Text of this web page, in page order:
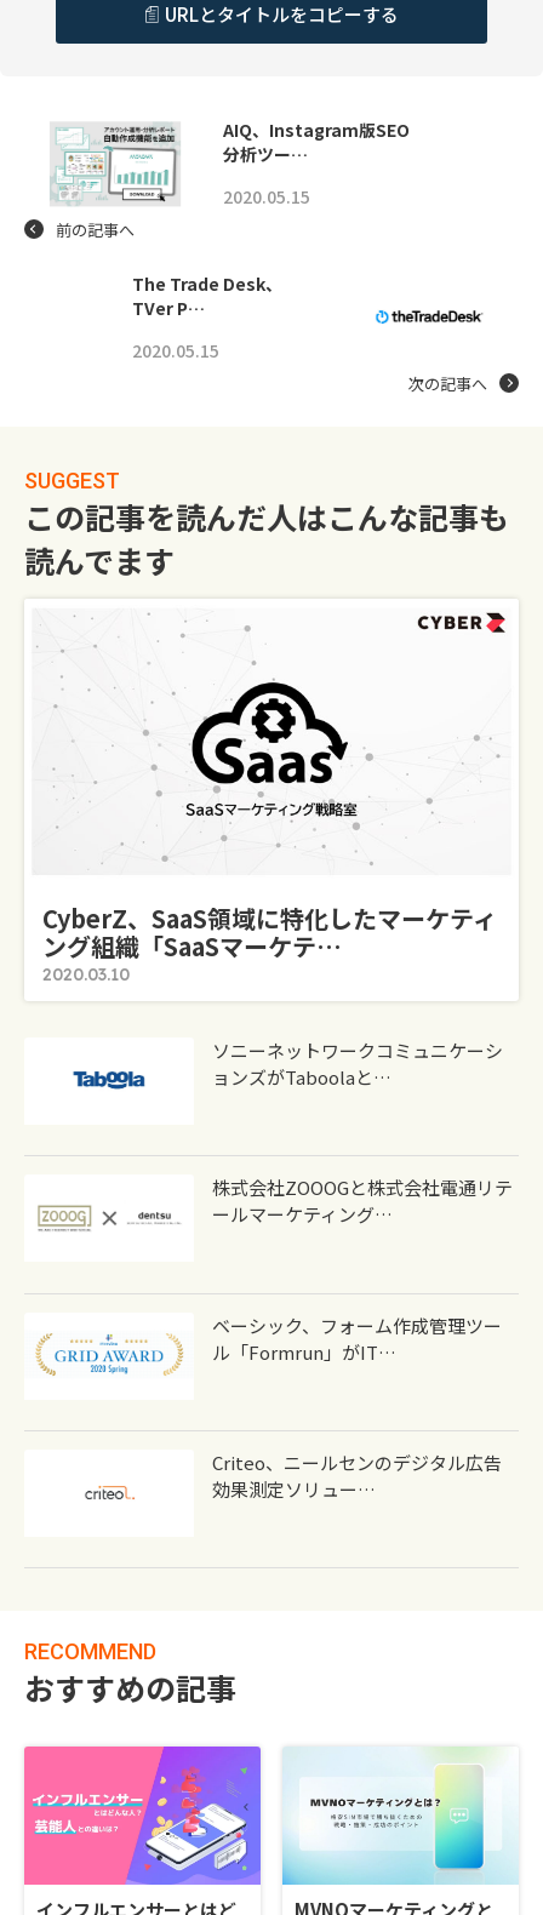
URLとタイトルをコピーする
AIQ、Instagram版SEO
分析ツー…
2020.05.15
前の記事へ
The Trade Desk、
TVer P…
2020.05.15
次の記事へ
SUGGEST
この記事を読んだ人はこんな記事も
読んでます
CyberZ、SaaS領域に特化したマーケティ
ング組織「SaaSマーケテ…
2020.03.10
ソニーネットワークコミュニケーシ
ョンズがTaboolaと…
株式会社ZOOOGと株式会社電通リテ
ールマーケティング…
ベーシック、フォーム作成管理ツー
ル「formrun」がIT…
Criteo、ニールセンのデジタル広告
効果測定ソリュー…
RECOMMEND
おすすめの記事
インフルエンサーとはど MVNOマーケティングと